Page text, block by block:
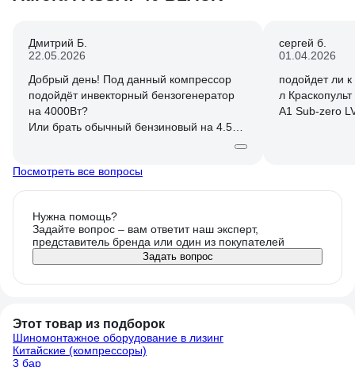
аж два
В итоге
легче будет
запитать от
таким
возьмите
их стоит
видно! Да,
Дмитрий Б.
22.05.2026
Добрый день! Под данный компрессор
подойдёт инвекторный бензогенератор
на 4000Вт?
Или брать обычный бензиновый на 4.5
сергей б.
01.04.2026
подойдет ли
л Краскопульт пневматический для лака
A1 Sub-zero
Посмотреть все вопросы
Нужна помощь?
Задайте вопрос – вам ответит наш эксперт,
представитель бренда или один из покупателей
Задать вопрос
Этот товар из подборок
Шиномонтажное оборудование в лизинг
Китайские (компрессоры)
3 бар